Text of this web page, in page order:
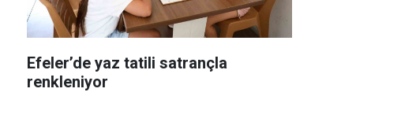
Efeler’de yaz tatili satrançla
renkleniyor